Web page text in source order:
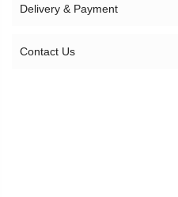
Delivery & Payment
Contact Us